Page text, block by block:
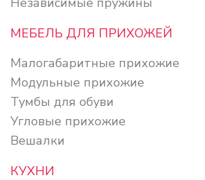
МЕБЕЛЬ ДЛЯ ПРИХОЖЕЙ
Малогабаритные прихожие
Модульные прихожие
Тумбы для обуви
Угловые прихожие
Вешалки
КУХНИ